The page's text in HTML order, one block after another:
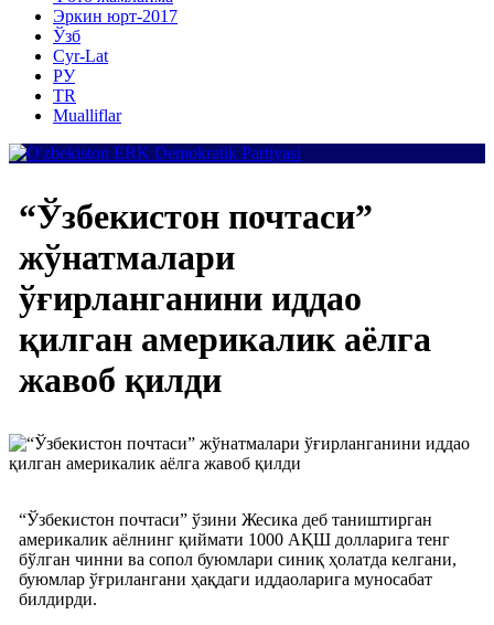
Эркин юрт-2017
Ўзб
Cyr-Lat
РУ
TR
Mualliflar
“Ўзбекистон почтаси”
жўнатмалари
ўғирланганини иддао
қилган америкалик аёлга
жавоб қилди
“Ўзбекистон почтаси” ўзини Жесика деб таништирган
америкалик аёлнинг қиймати 1000 АҚШ долларига тенг
бўлган чинни ва сопол буюмлари синиқ ҳолатда келгани,
буюмлар ўғрилангани ҳақдаги иддаоларига муносабат
билдирди.